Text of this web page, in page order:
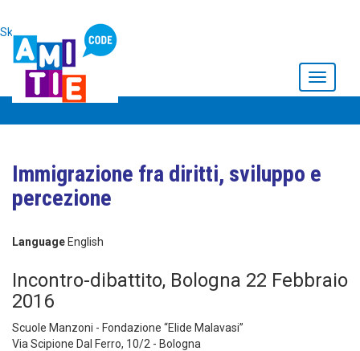
Skip to main content
Toggle
Immigrazione fra diritti, sviluppo e
percezione
Language English
Incontro-dibattito, Bologna 22 Febbraio
2016
Scuole Manzoni - Fondazione “Elide Malavasi”
Via Scipione Dal Ferro, 10/2 - Bologna